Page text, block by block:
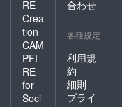
RE
Crea
tion
CAM
PFI
RE
for
Soci
合わせ
各種規定
利用規
約
細則
プライ